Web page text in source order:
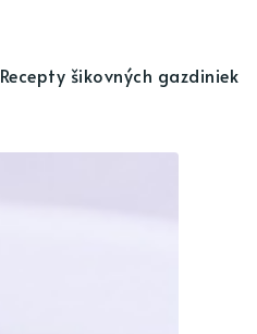
Recepty šikovných gazdiniek